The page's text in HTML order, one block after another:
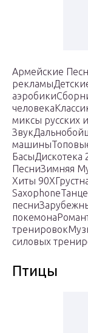
Армейские
миксы русских
БасыДискотека
ПесниЗимняя
Хиты
силовых
Птицы